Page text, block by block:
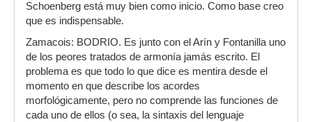
Schoenberg está muy bien como inicio. Como base creo
que es indispensable.
Zamacois: BODRIO. Es junto con el Arín y Fontanilla uno
de los peores tratados de armonía jamás escrito. El
problema es que todo lo que dice es mentira desde el
momento en que describe los acordes
morfológicamente, pero no comprende las funciones de
cada uno de ellos (o sea, la sintaxis del lenguaje